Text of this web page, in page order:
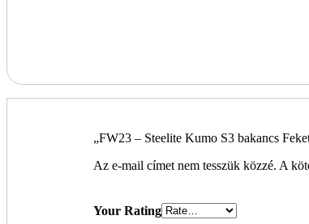
„FW23 – Steelite Kumo S3 bakancs
Az e-mail címet nem tesszük közzé. A
Your Rating